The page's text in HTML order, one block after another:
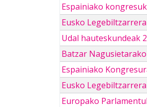
Espainiako
Eusko
Udal hauteskundeak
Batzar
Espainiako
Eusko
Europako